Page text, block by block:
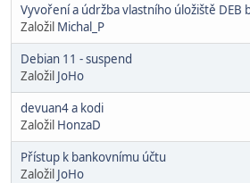
Vyvoření a údržba vlastního úložiště DEB
Založil Michal_P
Debian 11 - suspend
Založil JoHo
devuan4 a kodi
Založil HonzaD
Přístup k bankovnímu účtu
Založil JoHo